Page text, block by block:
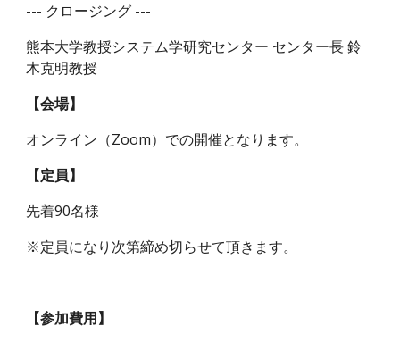
--- クロージング ---
熊本大学教授システム学研究センター センター長 鈴
木克明教授
【会場】
オンライン（Zoom）での開催となります。
【定員】
先着90名様
※定員になり次第締め切らせて頂きます。
【参加費用】